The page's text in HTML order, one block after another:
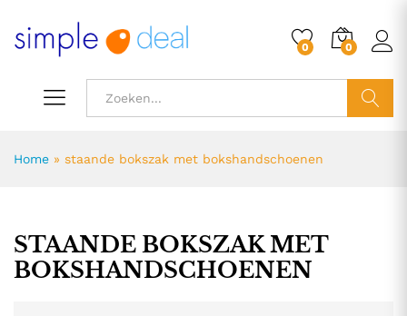
0 0
Home » staande bokszak met bokshandschoenen
STAANDE BOKSZAK MET
BOKSHANDSCHOENEN